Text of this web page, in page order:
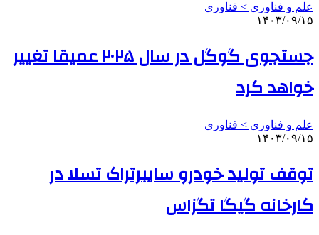
علم و فناوری‌ > فناوری
۱۴۰۳/۰۹/۱۵
جستجوی گوگل در سال ۲۰۲۵ عمیقا تغییر
خواهد کرد
علم و فناوری‌ > فناوری
۱۴۰۳/۰۹/۱۵
توقف تولید خودرو سایبرتراک تسلا در
کارخانه گیگا تگزاس